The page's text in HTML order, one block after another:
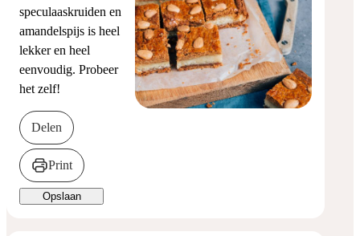
speculaaskruiden en
amandelspijs is heel
lekker en heel
eenvoudig. Probeer
het zelf!
Delen
Print
Opslaan